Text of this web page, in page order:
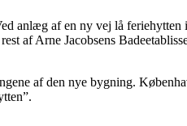
anlæg af en ny vej lå
af Arne Jacobsens
af den nye bygning.